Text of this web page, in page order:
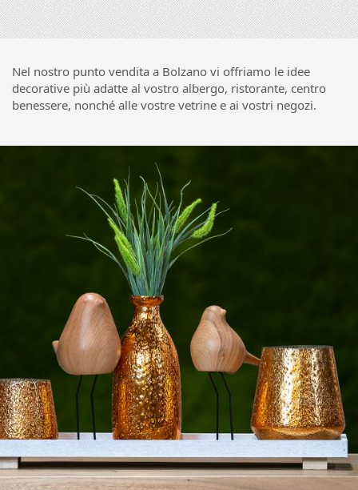
Nel nostro punto vendita a Bolzano vi offriamo le idee
decorative più adatte al vostro albergo, ristorante, centro
benessere, nonché alle vostre vetrine e ai vostri negozi.